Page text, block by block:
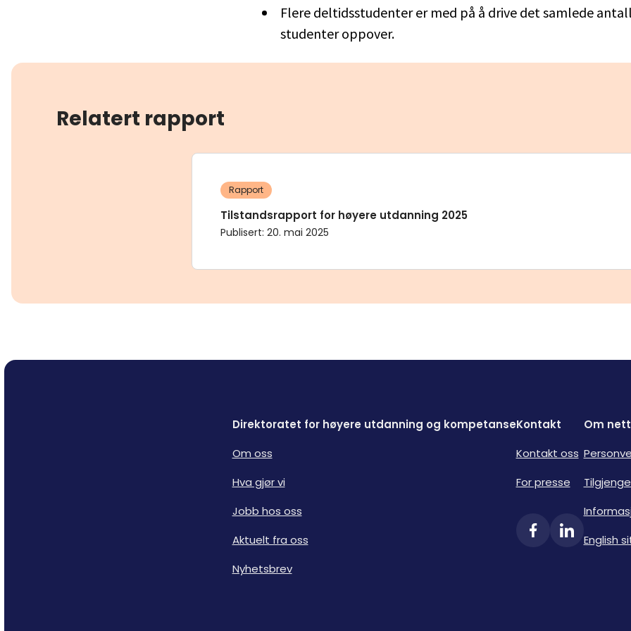
Flere deltidsstudenter er med på å drive det samlede
studenter oppover.
Relatert rapport
Rapport
Tilstandsrapport for høyere utdanning 2025
Publisert: 20. mai 2025
Direktoratet for høyere utdanning og kompetanse
Om oss
Hva gjør vi
Jobb hos oss
Aktuelt fra oss
Nyhetsbrev
Kontakt
Kontakt oss
For presse
Om
English